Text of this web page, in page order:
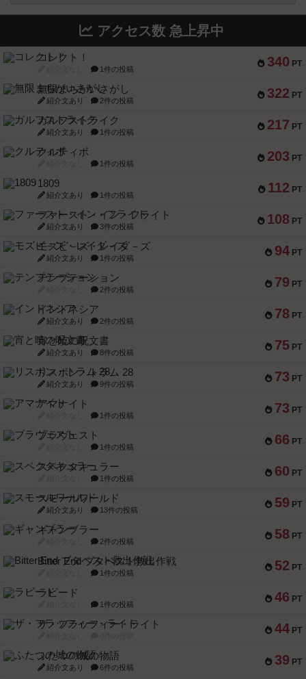
アクセス数 急上昇中
340 PT
コレクト！
1件の投稿
322 PT
無限まちがいさがし
紹介文あり 2件の投稿
217 PT
ガルフストライク
紹介文あり 1件の投稿
203 PT
クルティボ
1件の投稿
112 PT
1809
紹介文あり 1件の投稿
108 PT
ファースト・イン・フライト
紹介文あり 3件の投稿
94 PT
モズビ－ズ・レイダ－ズ
紹介文あり 1件の投稿
79 PT
テンプテーション
2件の投稿
78 PT
インドネシア
紹介文あり 2件の投稿
75 PT
宵と暁の呪文書
紹介文あり 8件の投稿
73 PT
リスボン・トラム 28
紹介文あり 9件の投稿
73 PT
アマナイト
1件の投稿
66 PT
ブラヴェスト
1件の投稿
60 PT
スペクタキュラー
1件の投稿
59 PT
スモールワールド
紹介文あり 13件の投稿
58 PT
ギャンブラー
2件の投稿
52 PT
Bitter End ブタペスト救出作戦
1件の投稿
46 PT
ラピード
1件の投稿
44 PT
ザ・フラッフィー・ライト
39 PT
ふたつの城の物語
紹介文あり 6件の投稿